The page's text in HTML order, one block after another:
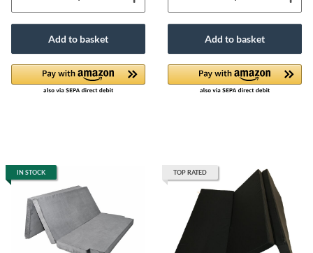
Add to basket Add to basket
IN STOCK TOP RATED